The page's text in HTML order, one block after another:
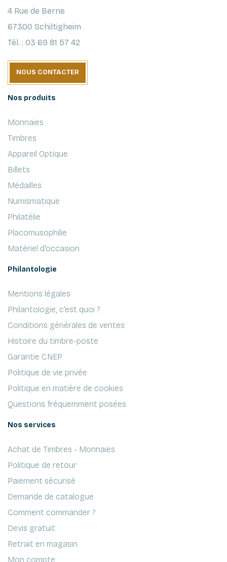
4 Rue de Berne
67300 Schiltigheim
Tél. : 03 69 81 57 42
NOUS CONTACTER
Nos produits
Monnaies
Timbres
Appareil Optique
Billets
Médailles
Numismatique
Philatélie
Placomusophilie
Matériel d'occasion
Philantologie
Mentions légales
Philantologie, c'est quoi ?
Conditions générales de ventes
Histoire du timbre-poste
Garantie CNEP
Politique de vie privée
Politique en matière de cookies
Questions fréquemment posées
Nos services
Achat de Timbres - Monnaies
Politique de retour
Paiement sécurisé
Demande de catalogue
Comment commander ?
Devis gratuit
Retrait en magasin
Mon compte